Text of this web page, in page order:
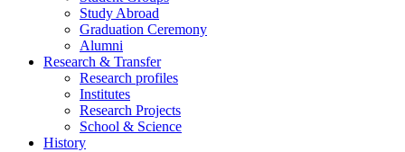
Study Abroad
Graduation Ceremony
Alumni
Research & Transfer
Research profiles
Institutes
Research Projects
School & Science
History